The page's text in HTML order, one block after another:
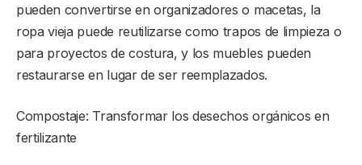
pueden convertirse en organizadores o macetas, la
ropa vieja puede reutilizarse como trapos de limpieza o
para proyectos de costura, y los muebles pueden
restaurarse en lugar de ser reemplazados.
Compostaje: Transformar los desechos orgánicos en
fertilizante